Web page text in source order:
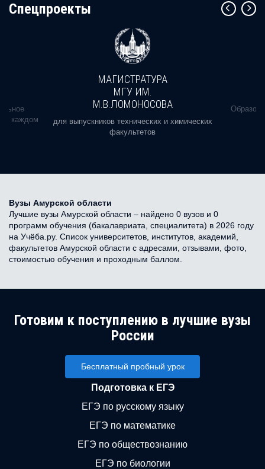
Cпецпроекты
в каждом
МАГИСТРАТУРА
МГУ ИМ.
М.В.ЛОМОНОСОВА
для выпускников технических и химических
факультетов
Вузы Амурской области
Лучшие вузы Амурской области – найдено 0 вузов и 0
программ обучения (бакалавриата, специалитета) в 2026 году
на Учёба.ру. Список университетов, институтов, академий,
факультетов Амурской области с адресами, отзывами, фото,
стоимостью обучения и проходным баллом.
Готовим к поступлению в лучшие вузы
России
Бесплатный пробный урок
Подготовка к ЕГЭ
ЕГЭ по русскому языку
ЕГЭ по математике
ЕГЭ по обществознанию
ЕГЭ по биологии